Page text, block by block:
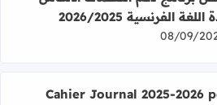
برنامج دعم التعلمات الأساس لمادة اللغة
الفرنسية 2026/2025
08/09/
Cahier Journal 2025-2026